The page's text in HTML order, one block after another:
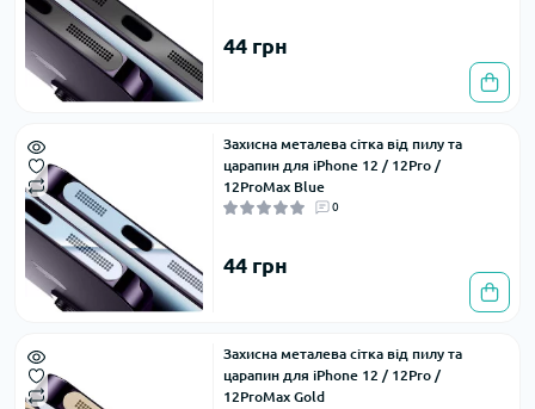
44 грн
Захисна металева сітка від пилу та
царапин для iPhone 12 / 12Pro /
12ProMax Blue
0
44 грн
Захисна металева сітка від пилу та
царапин для iPhone 12 / 12Pro /
12ProMax Gold